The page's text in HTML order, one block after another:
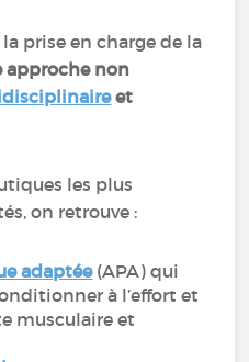
prise en charge de la
approche non
et
les plus
on retrouve :
adaptée(APA) qui
à l’effort et
musculaire et